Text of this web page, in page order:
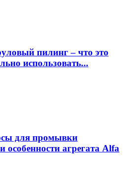
пилинг – что это
использовать...
для промывки
особенности агрегата Alfa